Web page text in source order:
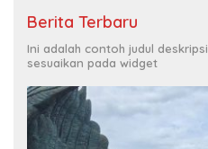
Berita Terbaru
Ini adalah contoh judul
sesuaikan pada widget